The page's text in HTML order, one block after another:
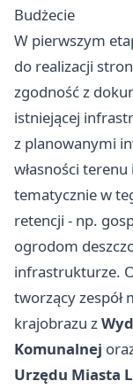
Budżecie
W pierwszym
do realizacji
zgodność z
istniejącej
z planowanymi
własności
tematycznie w
retencji - np.
ogrodom
infrastrukturze.
tworzący
krajobrazu z
Komunalnej
Urzędu Miasta